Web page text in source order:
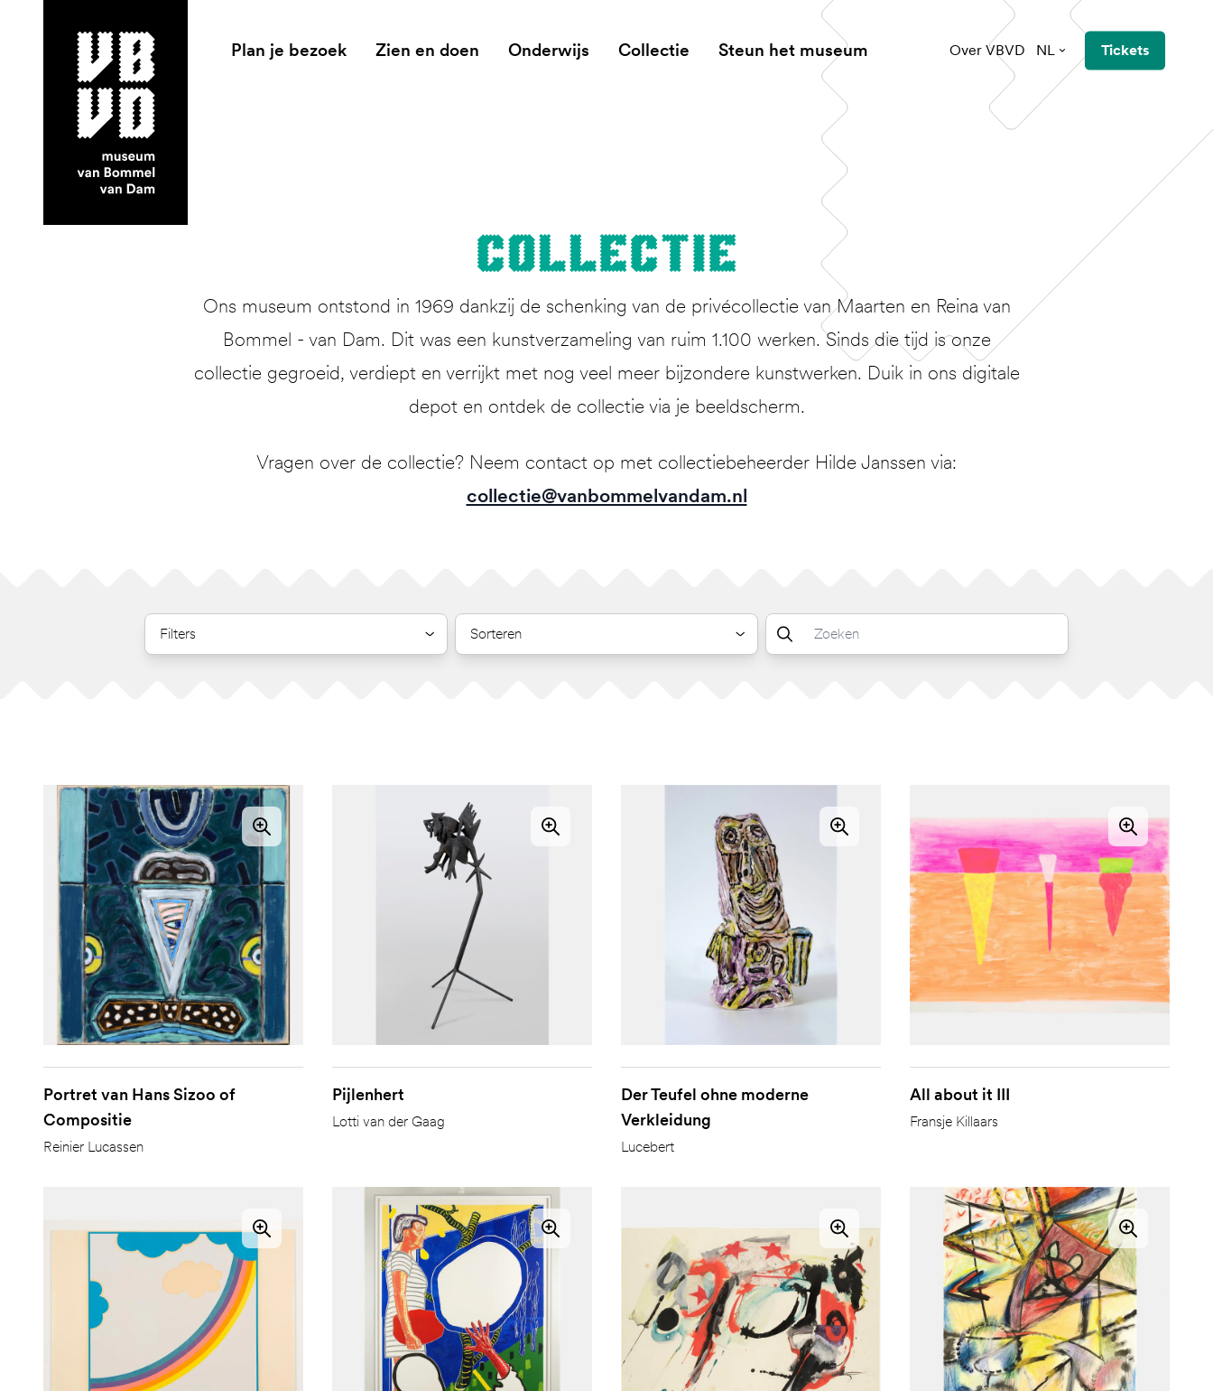
museum van Bommel van Dam
Plan je bezoek Zien en doen Onderwijs Collectie Steun het museum Over VBVD NL Tickets
Col­lec­tie
Ons museum ontstond in 1969 dankzij de schenking van de privécollectie van Maarten en Reina van
Bommel - van Dam. Dit was een kunstverzameling van ruim 1.100 werken. Sinds die tijd is onze
collectie gegroeid, verdiept en verrijkt met nog veel meer bijzondere kunstwerken. Duik in ons digitale
depot en ontdek de collectie via je beeldscherm.
Vragen over de collectie? Neem contact op met collectiebeheerder Hilde Janssen via:
collectie@vanbommelvandam.nl
Filters Sorteren
Portret van Hans Sizoo of
Compositie
Reinier Lucassen
Pijlenhert
Lotti van der Gaag
Der Teufel ohne moderne
Verkleidung
Lucebert
All about it III
Fransje Killaars